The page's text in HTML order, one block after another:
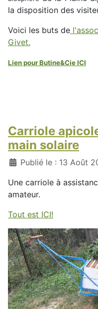
la disposition des
Voici les buts de
Givet.
Lien pour Butine&Cie ICI
Carriole
main solaire
DétailsPublié le : 13 Août
Une carriole à
amateur.
Tout est ICI!